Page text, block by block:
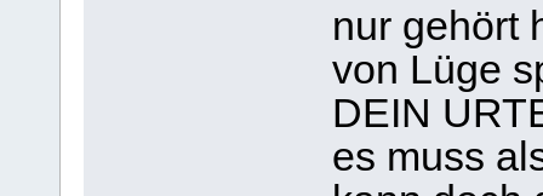
nur gehört
von Lüge
DEIN
es muss